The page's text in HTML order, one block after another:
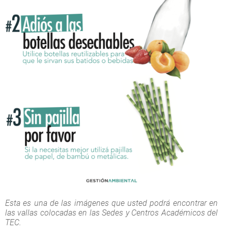
Esta es una de las imágenes que usted podrá encontrar en
las vallas colocadas en las Sedes y Centros Académicos del
TEC.